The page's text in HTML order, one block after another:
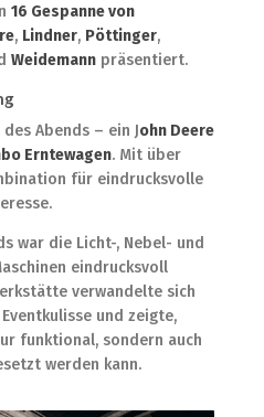
16 Gespanne von
, Lindner, Pöttinger,
Weidemannpräsentiert.
Abends – ein John Deere
Erntewagen. Mit über
für eindrucksvolle
war die Licht-, Nebel- und
eindrucksvoll
verwandelte sich
und zeigte,
funktional, sondern auch
werden kann.